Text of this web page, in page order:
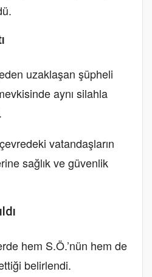
uzaklaşan şüpheli
aynı silahla
vatandaşların
sağlık ve güvenlik
hem S.Ö.’nün hem de
belirlendi.